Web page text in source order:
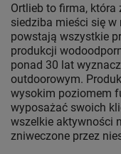
Ortlieb to firma, która
siedziba mieści się
powstają wszystkie
produkcji
ponad 30 lat
outdoorowym.
wysokim poziomem
wyposażać swoich
wszelkie aktywności
zniweczone przez